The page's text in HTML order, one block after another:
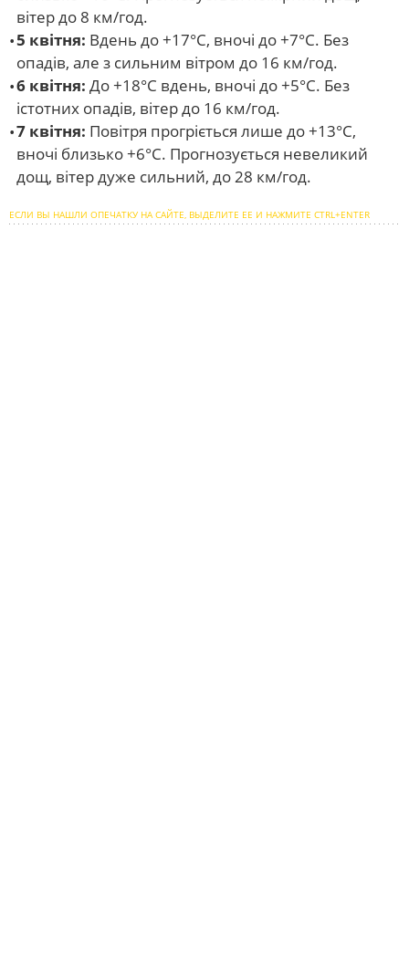
вітер до 8 км/год.
5 квітня: Вдень до +17°С, вночі до +7°С. Без
опадів, але з сильним вітром до 16 км/год.
6 квітня: До +18°С вдень, вночі до +5°С. Без
істотних опадів, вітер до 16 км/год.
7 квітня: Повітря прогріється лише до +13°С,
вночі близько +6°С. Прогнозується невеликий
дощ, вітер дуже сильний, до 28 км/год.
ЕСЛИ ВЫ НАШЛИ ОПЕЧАТКУ НА САЙТЕ, ВЫДЕЛИТЕ ЕЕ И НАЖМИТЕ CTRL+ENTER